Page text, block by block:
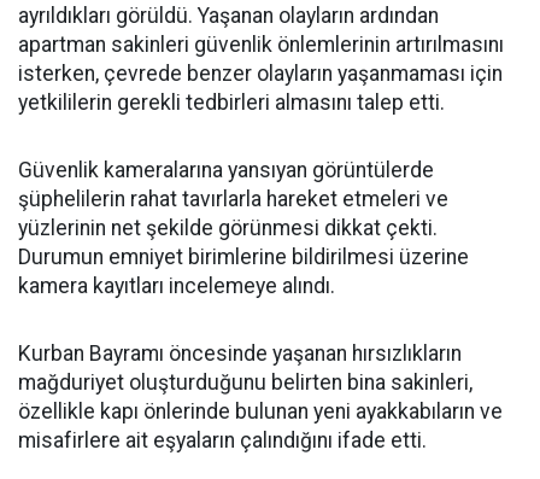
ayrıldıkları görüldü. Yaşanan olayların ardından
apartman sakinleri güvenlik önlemlerinin artırılmasını
isterken, çevrede benzer olayların yaşanmaması için
yetkililerin gerekli tedbirleri almasını talep etti.
Güvenlik kameralarına yansıyan görüntülerde
şüphelilerin rahat tavırlarla hareket etmeleri ve
yüzlerinin net şekilde görünmesi dikkat çekti.
Durumun emniyet birimlerine bildirilmesi üzerine
kamera kayıtları incelemeye alındı.
Kurban Bayramı öncesinde yaşanan hırsızlıkların
mağduriyet oluşturduğunu belirten bina sakinleri,
özellikle kapı önlerinde bulunan yeni ayakkabıların ve
misafirlere ait eşyaların çalındığını ifade etti.